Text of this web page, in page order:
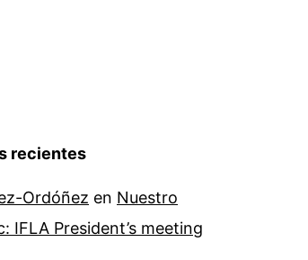
recientes
Ordóñez en Nuestro
IFLA President’s meeting